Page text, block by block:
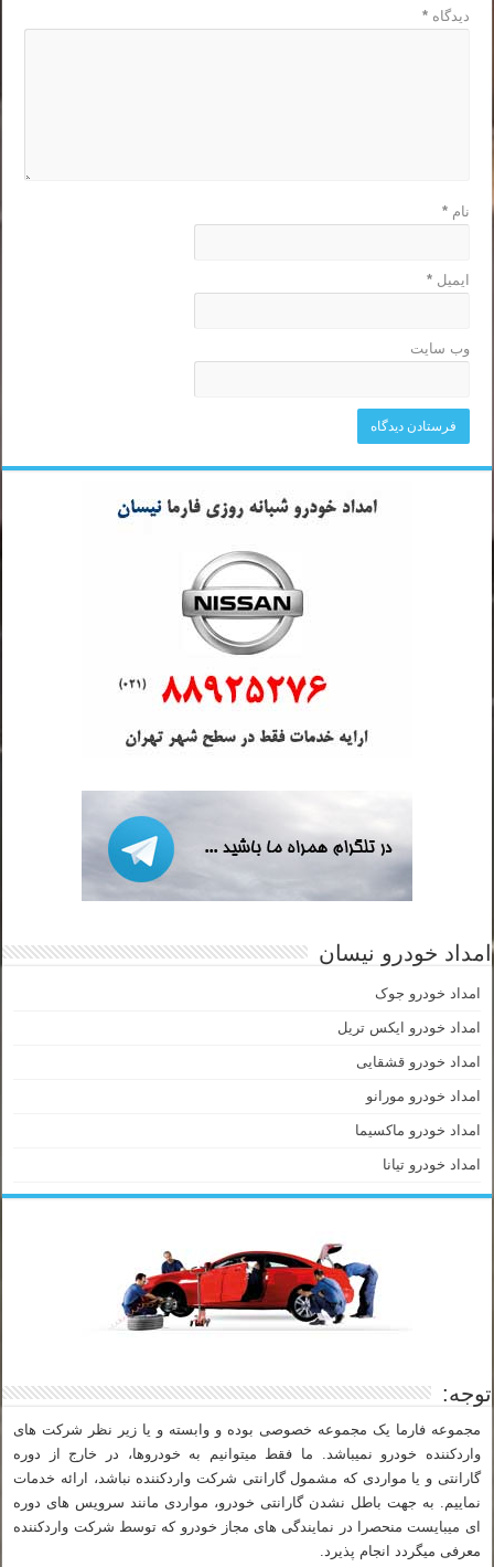
دیدگاه*
نام*
ایمیل*
وب‌ سایت
امداد خودرو نیسان
امداد خودرو جوک
امداد خودرو ایکس تریل
امداد خودرو قشقایی
امداد خودرو مورانو
امداد خودرو ماکسیما
امداد خودرو تیانا
توجه:
مجموعه فارما یک مجموعه خصوصی بوده و وابسته و یا زیر نظر شرکت های
واردکننده خودرو نمیباشد. ما فقط میتوانیم به خودروها، در خارج از دوره
گارانتی و یا مواردی که مشمول گارانتی شرکت واردکننده نباشد، ارائه خدمات
نماییم. به جهت باطل نشدن گارانتی خودرو، مواردی مانند سرویس های دوره
ای میبایست منحصرا در نمایندگی های مجاز خودرو که توسط شرکت واردکننده
معرفی میگردد انجام پذیرد.